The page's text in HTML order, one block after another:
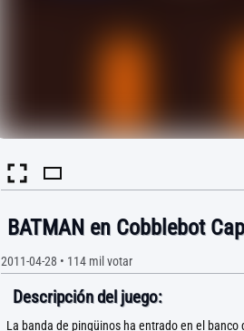
BATMAN en Cobblebot
2011-04-28 • 114 mil votar
Descripción del juego:
La banda de pingüinos ha entrado en el